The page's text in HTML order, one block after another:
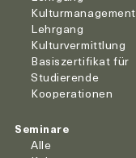
Kulturmanagement
Lehrgang
Kulturvermittlung
Basiszertifikat für
Studierende
Kooperationen
Seminare
Alle